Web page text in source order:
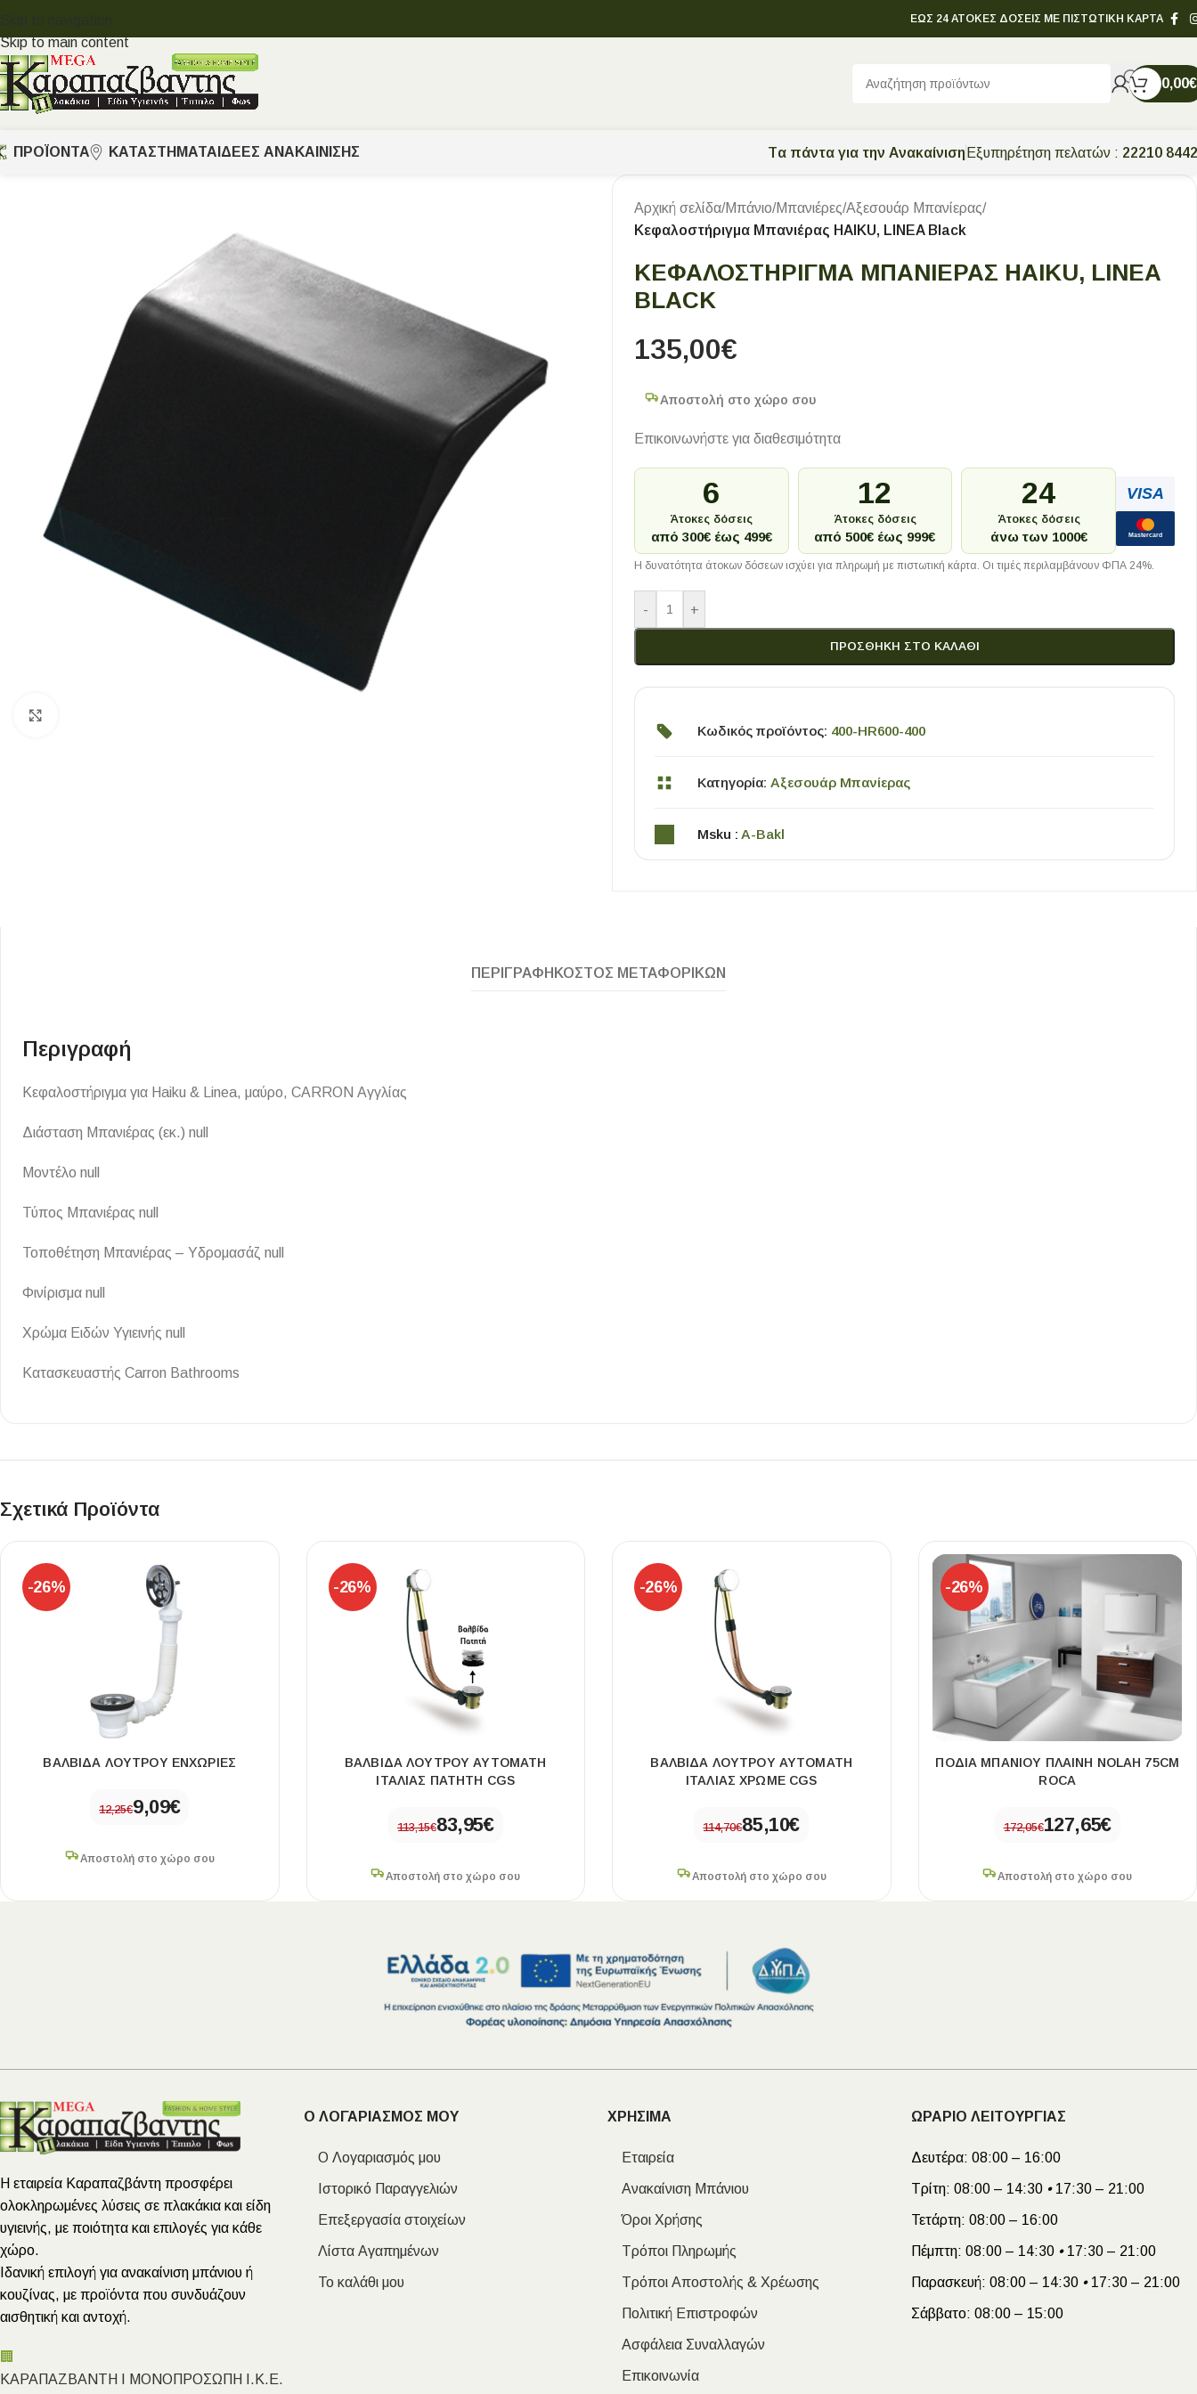
Skip to navigation
Skip to main content
ΕΩΣ 24 ΑΤΟΚΕΣ ΔΟΣΕΙΣ ΜΕ ΠΙΣΤΩΤΙΚΗ ΚΑΡΤΑ
0,00€
ΠΡΟΪΟΝΤΑ
Εσωτερικού Χώρου
Εξωτερικού Χώρου
Επένδυσης Τοίχου
Τσιμέντο
ΚΑΤΑΣΤΗΜΑΤΑ ΙΔΈΕΣ ΑΝΑΚΑΊΝΙΣΗΣ Tα πάντα για την Ανακαίνιση Εξυπηρέτηση πελατών : 22210
Αρχική σελίδα/Μπάνιο/Μπανιέρες/Αξεσουάρ Μπανίερας/
Κεφαλοστήριγμα Μπανιέρας HAIKU, LINEA Black
ΚΕΦΑΛΟΣΤΉΡΙΓΜΑ ΜΠΑΝΙΈΡΑΣ HAIKU, LINEA
BLACK
135,00€
Αποστολή στο χώρο σου
Επικοινωνήστε για διαθεσιμότητα
6
Άτοκες δόσεις
από 300€ έως 499€
12
Άτοκες δόσεις
από 500€ έως 999€
24
Άτοκες δόσεις
άνω των 1000€
VISA
Mastercard
Η δυνατότητα άτοκων δόσεων ισχύει για πληρωμή με πιστωτική κάρτα. Οι τιμές περιλαμβάνουν ΦΠΑ 24%.
- +
ΠΡΟΣΘΉΚΗ ΣΤΟ ΚΑΛΆΘΙ
Κωδικός προϊόντος: 400-HR600-400
Κατηγορία: Αξεσουάρ Μπανίερας
Msku : A-Bakl
ΠΕΡΙΓΡΑΦΉ ΚΌΣΤΟΣ ΜΕΤΑΦΟΡΙΚΏΝ
Περιγραφή
Κεφαλοστήριγμα για Haiku & Linea, μαύρο, CARRON Αγγλίας
Διάσταση Μπανιέρας (εκ.) null
Μοντέλο null
Τύπος Μπανιέρας null
Τοποθέτηση Μπανιέρας – Υδρομασάζ null
Φινίρισμα null
Χρώμα Ειδών Υγιεινής null
Κατασκευαστής Carron Bathrooms
Σχετικά Προϊόντα
-26%
ΒΑΛΒΙΔΑ ΛΟΥΤΡΟΥ ΕΝΧΩΡΙΕΣ
12,25€9,09€
Αποστολή στο χώρο σου
-26%
ΒΑΛΒΙΔΑ ΛΟΥΤΡΟΥ ΑΥΤΟΜΑΤΗ
ΙΤΑΛΙΑΣ ΠΑΤΗΤΗ CGS
113,15€83,95€
Αποστολή στο χώρο σου
-26%
ΒΑΛΒΙΔΑ ΛΟΥΤΡΟΥ ΑΥΤΟΜΑΤΗ
ΙΤΑΛΙΑΣ ΧΡΩΜΕ CGS
114,70€85,10€
Αποστολή στο χώρο σου
-26%
ΠΟΔΙΑ ΜΠΑΝΙΟΥ ΠΛΑΙΝΗ NOLAH 75CM
ROCA
172,05€127,65€
Αποστολή στο χώρο σου
Η εταιρεία Καραπαζβάντη προσφέρει
ολοκληρωμένες λύσεις σε πλακάκια και είδη
υγιεινής, με ποιότητα και επιλογές για κάθε
χώρο.
Ιδανική επιλογή για ανακαίνιση μπάνιου ή
κουζίνας, με προϊόντα που συνδυάζουν
αισθητική και αντοχή.
🏢
ΚΑΡΑΠΑΖΒΑΝΤΗ Ι ΜΟΝΟΠΡΟΣΩΠΗ Ι.Κ.Ε.
Ο ΛΟΓΑΡΙΑΣΜΟΣ ΜΟΥ
Ο Λογαριασμός μου
Ιστορικό Παραγγελιών
Επεξεργασία στοιχείων
Λίστα Αγαπημένων
Το καλάθι μου
ΧΡΗΣΙΜΑ
Εταιρεία
Ανακαίνιση Μπάνιου
Όροι Χρήσης
Τρόποι Πληρωμής
Τρόποι Αποστολής & Χρέωσης
Πολιτική Επιστροφών
Ασφάλεια Συναλλαγών
Επικοινωνία
ΩΡΑΡΙΟ ΛΕΙΤΟΥΡΓΙΑΣ
Δευτέρα: 08:00 – 16:00
Τρίτη: 08:00 – 14:30 •17:30 – 21:00
Τετάρτη: 08:00 – 16:00
Πέμπτη: 08:00 – 14:30 •17:30 – 21:00
Παρασκευή: 08:00 – 14:30 •17:30 – 21:00
Σάββατο: 08:00 – 15:00